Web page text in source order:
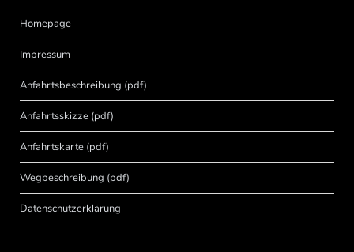
Homepage
Impressum
Anfahrtsbeschreibung (pdf)
Anfahrtsskizze (pdf)
Anfahrtskarte (pdf)
Wegbeschreibung (pdf)
Datenschutzerklärung